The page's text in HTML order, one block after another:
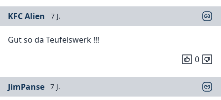
KFC Alien 7 J.
Gut so da Teufelswerk !!!
0
JimPanse 7 J.